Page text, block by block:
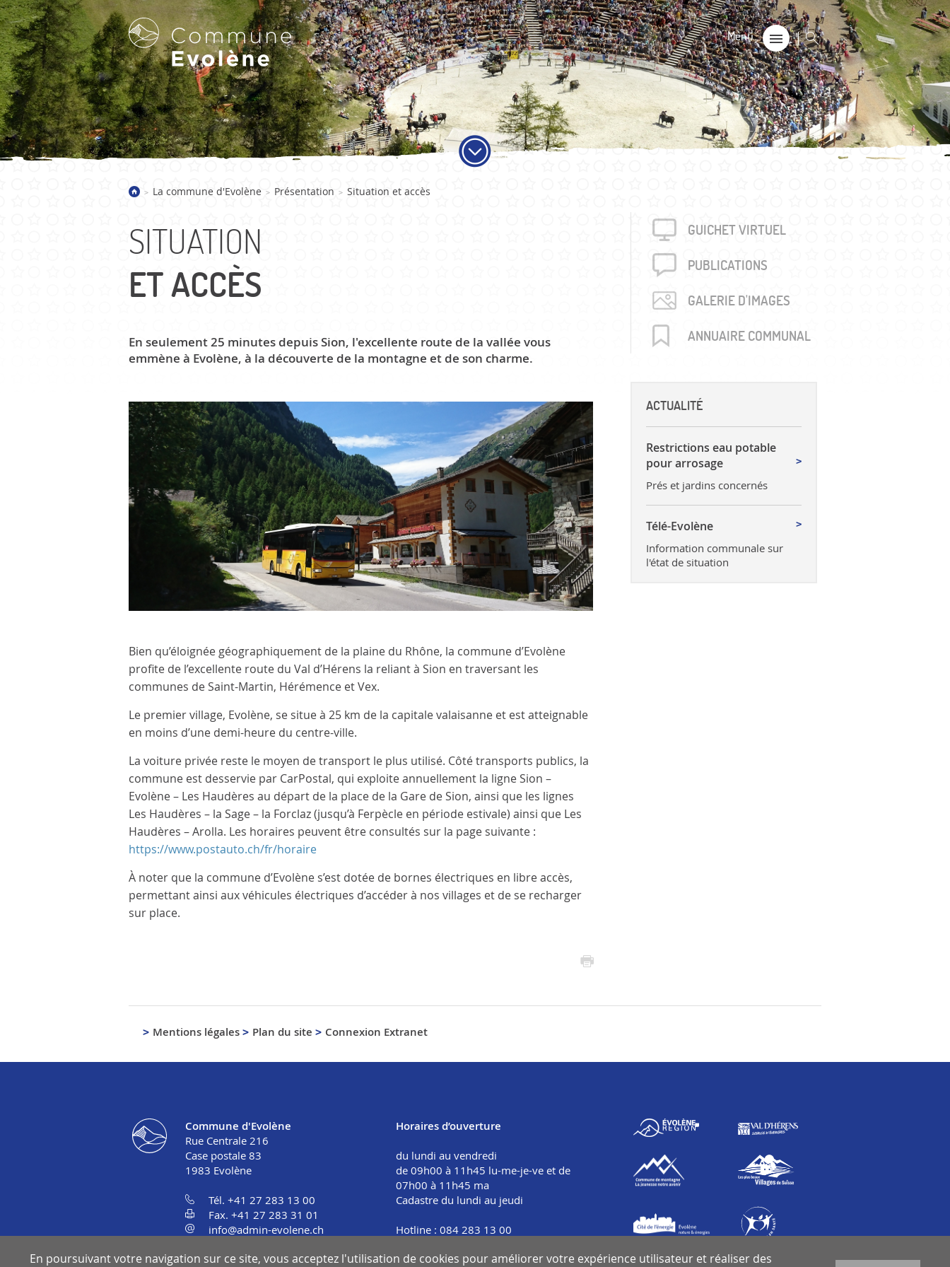
LA COMMUNE D'EVOLÈNE
Villages
Actualités
Historique
ADMINISTRATION VIE LOCALE
Objets trouvés
Carte jounalière dégriffée commune
Sociétés locales
CULTURE ET PATRIMOINE
Patrimoine
Office du tourisme
Manifestations
Paroisse
PRATIQUE
Annuaire communal
Energie
Cartographie / SIT
Gestion des déchets
Liste de liens
> La commune d'Evolène > Présentation > Situation et accès
SITUATION
ET ACCÈS
En seulement 25 minutes depuis Sion, l'excellente route de la vallée vous
emmène à Evolène, à la découverte de la montagne et de son charme.
Bien qu’éloignée géographiquement de la plaine du Rhône, la commune d’Evolène
profite de l’excellente route du Val d’Hérens la reliant à Sion en traversant les
communes de Saint-Martin, Hérémence et Vex.
Le premier village, Evolène, se situe à 25 km de la capitale valaisanne et est atteignable
en moins d’une demi-heure du centre-ville.
La voiture privée reste le moyen de transport le plus utilisé. Côté transports publics, la
commune est desservie par CarPostal, qui exploite annuellement la ligne Sion –
Evolène – Les Haudères au départ de la place de la Gare de Sion, ainsi que les lignes
Les Haudères – la Sage – la Forclaz (jusqu’à Ferpècle en période estivale) ainsi que Les
Haudères – Arolla. Les horaires peuvent être consultés sur la page suivante :
https://www.postauto.ch/fr/horaire
À noter que la commune d’Evolène s’est dotée de bornes électriques en libre accès,
permettant ainsi aux véhicules électriques d’accéder à nos villages et de se recharger
sur place.
GUICHET VIRTUEL
PUBLICA­TIONS
GALERIE D'IMAGES
ANNUAIRE COMMUNAL
ACTUALITÉ
Restrictions eau potable
pour arrosage
Prés et jardins concernés
Télé-Evolène
Information communale sur
l'état de situation
Mentions légales Plan du site Connexion Extranet
Commune d'Evolène
Rue Centrale 216
Case postale 83
1983 Evolène
Tél. +41 27 283 13 00
Fax. +41 27 283 31 01
info@admin-evolene.ch
Horaires d’ouverture
du lundi au vendredi
de 09h00 à 11h45 lu-me-je-ve et de
07h00 à 11h45 ma
Cadastre du lundi au jeudi
Hotline : 084 283 13 00
En poursuivant votre navigation sur ce site, vous acceptez l'utilisation de cookies pour améliorer votre expérience utilisateur et réaliser des